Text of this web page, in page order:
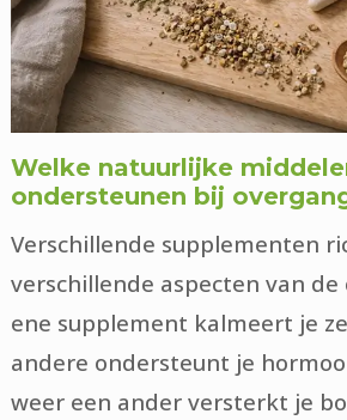
Welke natuurlijke
ondersteunen bij
Verschillende supplementen
verschillende aspecten van de
ene supplement kalmeert je
andere ondersteunt je
weer een ander versterkt je